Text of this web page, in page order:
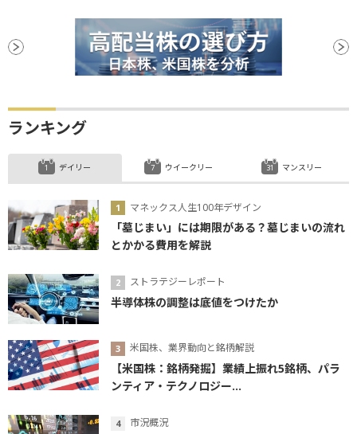
ランキング
デイリー
マネックス人生100年デザイン
「墓じまい」には期限がある？墓じまいの流れ
とかかる費用を解説
ストラテジーレポート
半導体株の調整は底値をつけたか
米国株、業界動向と銘柄解説
【米国株：銘柄発掘】業績上振れ5銘柄、パラ
ンティア・テクノロジー...
市況概況
ウイークリー マンスリー